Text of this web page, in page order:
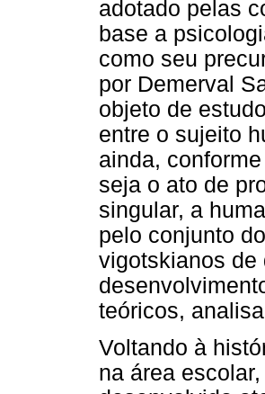
adotado pelas
base a
como seu
por Demerval
objeto de
entre o sujeito
ainda,
seja o ato de
singular, a
pelo conjunto
vigotskianos de
teóricos,
Voltando à
na área